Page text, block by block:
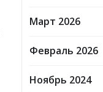
Март 2026
Февраль 2026
Ноябрь 2024